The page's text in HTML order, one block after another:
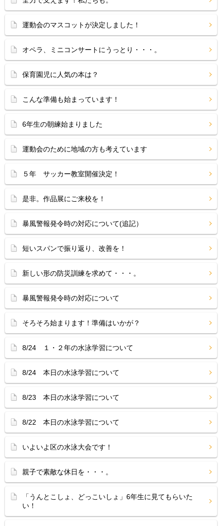
運動会のマスコットが決定しました！
オペラ、ミニコンサートにうっとり・・・。
保育園児に人気の本は？
こんな準備も始まっています！
6年生の朝練始まりました
運動会のために地域の方も考えています
５年 サッカー教室開催決定！
是非。作品展にご来校を！
暴風警報発令時の対応について(追記）
短いスパンで振り返り、改善を！
新しい形の防災訓練を求めて・・・。
暴風警報発令時の対応について
そろそろ始まります！準備はいかが？
8/24 １・２年の水泳学習について
8/24 本日の水泳学習について
8/23 本日の水泳学習について
8/22 本日の水泳学習について
いよいよ区の水泳大会です！
親子で素敵な休日を・・・。
「うんとこしょ、どっこいしょ」6年生に見てもらいた
い！